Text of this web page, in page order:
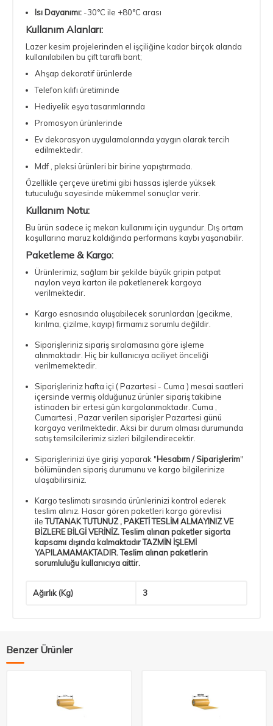
Isı Dayanımı: -30°C ile +80°C arası
Kullanım Alanları:
Lazer kesim projelerinden el işçiliğine kadar birçok alanda
kullanılabilen bu çift taraflı bant;
Ahşap dekoratif ürünlerde
Telefon kılıfı üretiminde
Hediyelik eşya tasarımlarında
Promosyon ürünlerinde
Ev dekorasyon uygulamalarında yaygın olarak tercih
edilmektedir.
Mdf , pleksi ürünleri bir birine yapıştırmada.
Özellikle çerçeve üretimi gibi hassas işlerde yüksek
tutuculuğu sayesinde mükemmel sonuçlar verir.
Kullanım Notu:
Bu ürün sadece iç mekan kullanımı için uygundur. Dış ortam
koşullarına maruz kaldığında performans kaybı yaşanabilir.
Paketleme & Kargo:
Ürünlerimiz, sağlam bir şekilde büyük gripin patpat
naylon veya karton ile paketlenerek kargoya
verilmektedir.
Kargo esnasında oluşabilecek sorunlardan (gecikme,
kırılma, çizilme, kayıp) firmamız sorumlu değildir.
Siparişleriniz sipariş sıralamasına göre işleme
alınmaktadır. Hiç bir kullanıcıya aciliyet önceliği
verilmemektedir.
Siparişleriniz hafta içi ( Pazartesi - Cuma ) mesai saatleri
içersinde vermiş olduğunuz ürünler sipariş takibine
istinaden bir ertesi gün kargolanmaktadır. Cuma ,
Cumartesi , Pazar verilen siparişler Pazartesi günü
kargaya verilmektedir. Aksi bir durum olması durumunda
satış temsilcilerimiz sizleri bilgilendirecektir.
Siparişlerinizi üye girişi yaparak "Hesabım / Siparişlerim"
bölümünden sipariş durumunu ve kargo bilgilerinize
ulaşabilirsiniz.
Kargo teslimatı sırasında ürünlerinizi kontrol ederek
teslim alınız. Hasar gören paketleri kargo görevlisi
ileTUTANAK TUTUNUZ , PAKETİ TESLİM ALMAYINIZ VE
BİZLERE BİLGİ VERİNİZ. Teslim alınan paketler sigorta
kapsamı dışında kalmaktadır TAZMİN İŞLEMİ
YAPILAMAMAKTADIR. Teslim alınan paketlerin
sorumluluğu kullanıcıya aittir.
Ağırlık (Kg) 3
Benzer Ürünler